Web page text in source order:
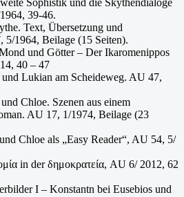
39-46.
Text, Übersetzung und
5/1964, Beilage (15 Seiten).
und Götter – Der Ikaromenippos
40 – 47
Lukian am Scheideweg. AU 47,
Chloe. Szenen aus einem
AU 17, 1/1974, Beilage (23
Chloe als „Easy Reader“, AU 54, 5/
in der δημοκρατεία, AU 6/ 2012, 62
I – Konstantn bei Eusebios und